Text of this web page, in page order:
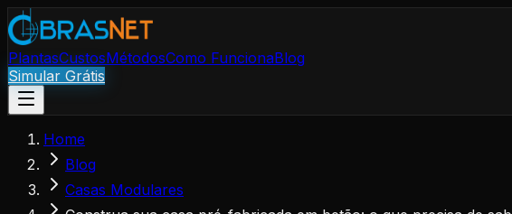
PlantasCustosMétodosComo FuncionaBlog
Simular Grátis
Home
Blog
Casas Modulares